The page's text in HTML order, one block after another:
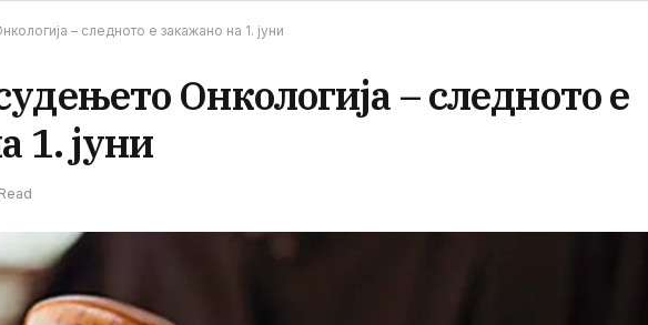
– следното е закажано на 1. јуни
Онкологија – следното е
1. јуни